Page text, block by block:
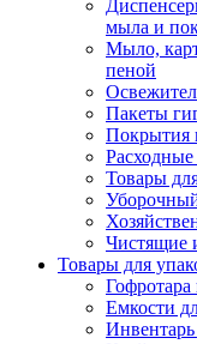
мыла и
Мыло,
пеной
Пакеты
Покрытия
Расходные
Товары
Чистящие
Товары для
Гофротара
Емкости
Инвентарь